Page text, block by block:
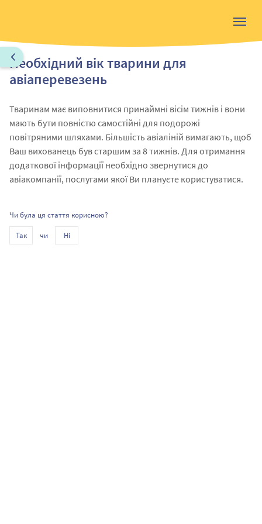
Необхідний вік тварини для
авіаперевезень
Тваринам має виповнитися принаймні вісім тижнів і вони
мають бути повністю самостійні для подорожі
повітряними шляхами. Більшість авіаліній вимагають, щоб
Ваш вихованець був старшим за 8 тижнів. Для отримання
додаткової інформації необхідно звернутися до
авіакомпанії, послугами якої Ви плануєте користуватися.
Чи була ця стаття корисною?
Так чи Ні